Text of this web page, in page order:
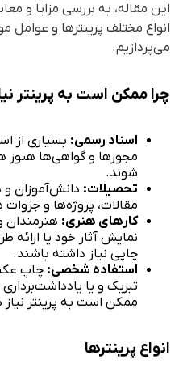
این مقاله، به بررسی مزایا و
انواع مختلف پرینترها و عوامل
می‌پردازیم.
چرا ممکن است به پرینتر
اسناد رسمی: بسیاری از
مجوزها و گواهی‌ها هنوز
شوند.
تحصیلات: دانش‌آموزان و
مقالات، پروژه‌ها و جزوات
کارهای هنری: هنرمندان
نمایش آثار خود یا
چاپی نیاز داشته باشند.
استفاده شخصی: چاپ
تبریک و یا
ممکن است به پرینتر
انواع پرینترها